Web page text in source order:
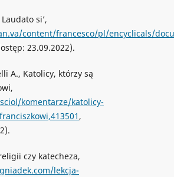
si’,
content/francesco/pl/encyclicals/
23.09.2022).
A., Katolicy, którzy są
komentarze/katolicy-
,
czy katecheza,
lekcja-